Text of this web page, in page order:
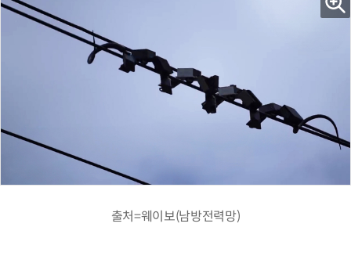
출처=웨이보(남방전력망)